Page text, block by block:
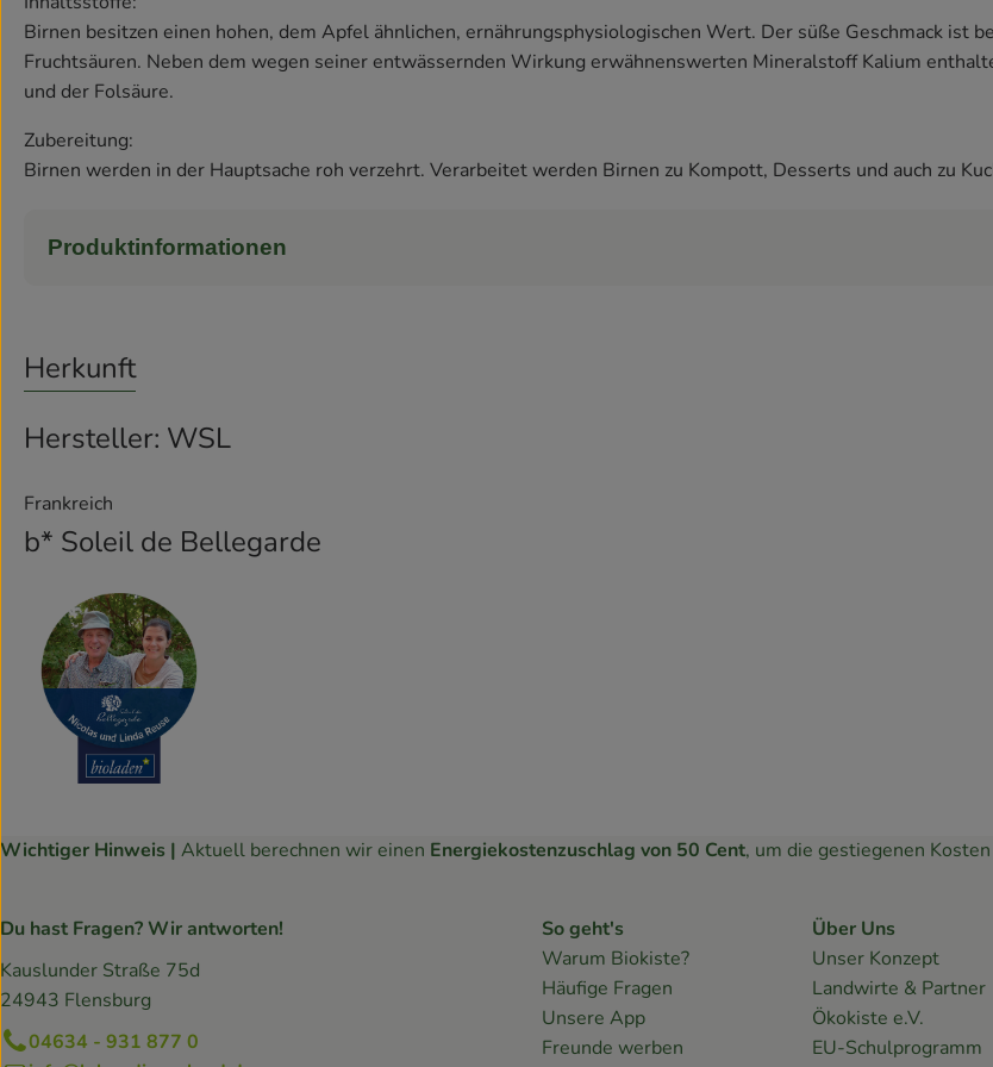
Birnen besitzen einen hohen, dem Apfel ähnlichen, ernährungsphysiologischen Wert. Der süße Geschmack ist
Fruchtsäuren. Neben dem wegen seiner entwässernden Wirkung erwähnenswerten Mineralstoff Kalium
und der Folsäure.
Zubereitung:
Birnen werden in der Hauptsache roh verzehrt. Verarbeitet werden Birnen zu Kompott, Desserts und auch zu
Produktinformationen
Herkunft
Hersteller: WSL
Frankreich
b* Soleil de Bellegarde
Wichtiger Hinweis | Aktuell berechnen wir einen Energiekostenzuschlag von 50 Cent, um die gestiegenen
Du hast Fragen? Wir antworten!
Kauslunder Straße 75d
24943 Flensburg
04634 - 931 877 0
So geht's
Warum Biokiste?
Häufige Fragen
Unsere App
Freunde werben
Über Uns
Unser Konzept
Landwirte & Partner
Ökokiste e.V.
EU-Schulprogramm